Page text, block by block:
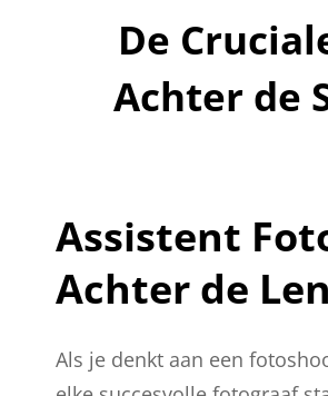
De
Achter de
Assistent
Achter de
Als je denkt aan een